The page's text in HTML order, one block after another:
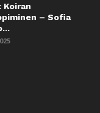
Koiran
– Sofia